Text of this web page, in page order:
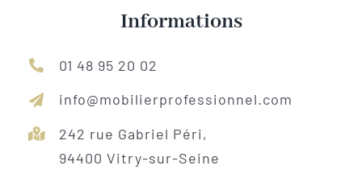
Informations
01 48 95 20 02
info@mobilierprofessionnel.com
242 rue Gabriel Péri,
94400 Vitry-sur-Seine